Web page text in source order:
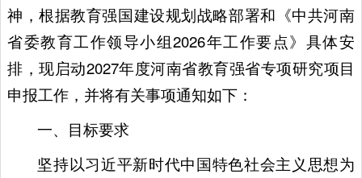
神，根据教育强国建设规划战略部署和《中共河南
省委教育工作领导小组2026年工作要点》具体安
排，现启动2027年度河南省教育强省专项研究项目
申报工作，并将有关事项通知如下：
一、目标要求
坚持以习近平新时代中国特色社会主义思想为